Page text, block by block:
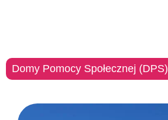
Domy Pomocy Społecznej (DPS)